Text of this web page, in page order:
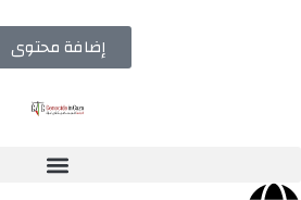
إضافة محتوى